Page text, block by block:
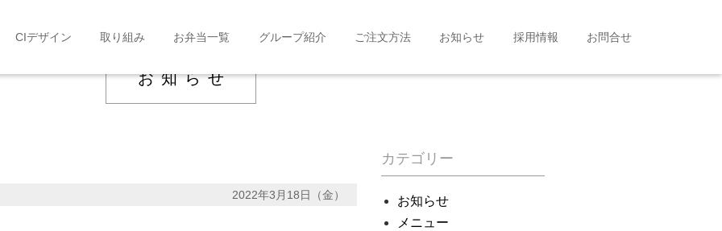
CIデザイン 取り組み お弁当一覧 グループ紹介 ご注文方法 お知らせ 採用情報 お問合せ
お知らせ
2022年3月18日（金）
カテゴリー
お知らせ
メニュー